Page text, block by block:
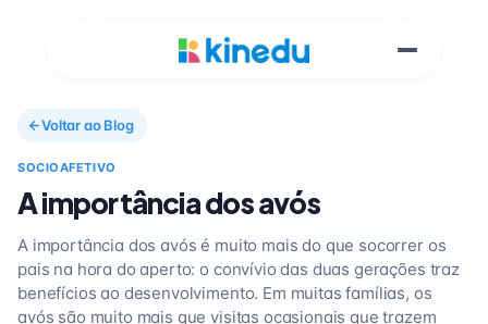
Voltar ao Blog
SOCIOAFETIVO
A importância dos avós
A importância dos avós é muito mais do que socorrer os
pais na hora do aperto: o convívio das duas gerações traz
benefícios ao desenvolvimento. Em muitas famílias, os
avós são muito mais que visitas ocasionais que trazem